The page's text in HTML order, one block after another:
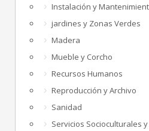
Instalación y
jardines y Zonas Verdes
Madera
Mueble y Corcho
Recursos Humanos
Reproducción y Archivo
Sanidad
Servicios Socioculturales